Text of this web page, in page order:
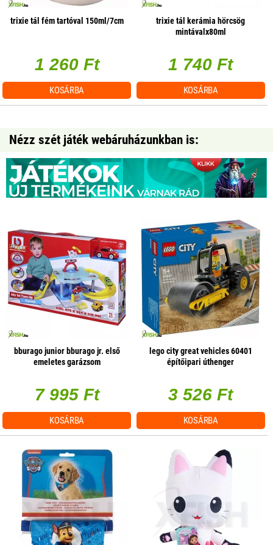
trixie tál fém tartóval 150ml/7cm
1 260 Ft
KOSÁRBA
trixie tál kerámia hörcsög
mintávalx80ml
1 740 Ft
KOSÁRBA
Nézz szét játék webáruházunkban is:
bburago junior bburago jr. első
emeletes garázsom
7 995 Ft
KOSÁRBA
lego city great vehicles 60401
építőipari úthenger
3 526 Ft
KOSÁRBA